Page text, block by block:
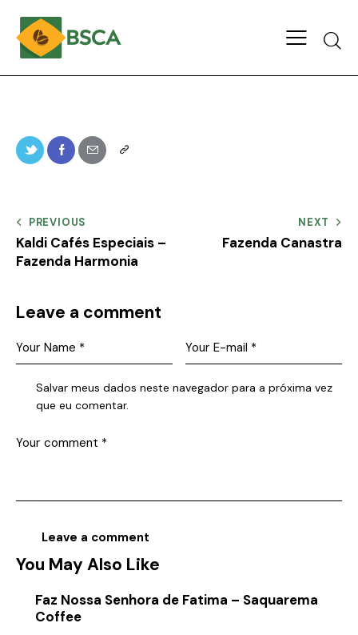
PREVIOUS
Kaldi Cafés Especiais –
Fazenda Harmonia
NEXT
Fazenda Canastra
Leave a comment
Salvar meus dados neste navegador para a próxima vez
que eu comentar.
You May Also Like
Faz Nossa Senhora de Fatima – Saquarema
Coffee